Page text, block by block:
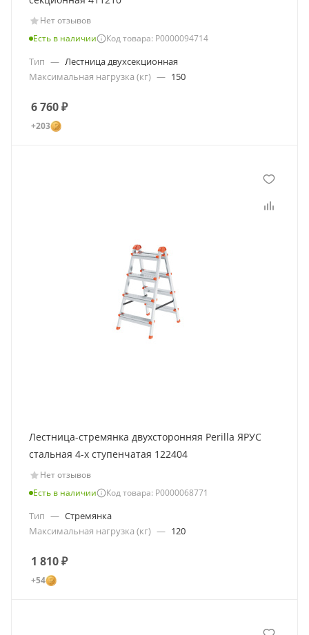
Нет отзывов
Есть в наличии
Код товара: Р0000094714
Тип — Лестница двухсекционная
Максимальная нагрузка (кг) — 150
6 760₽
+203
Лестница-стремянка двухсторонняя Perilla ЯРУС
стальная 4-х ступенчатая 122404
Нет отзывов
Есть в наличии
Код товара: Р0000068771
Тип — Стремянка
Максимальная нагрузка (кг) — 120
1 810₽
+54